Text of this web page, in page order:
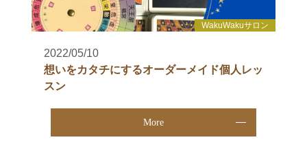
WakuWakuサロン
2022/05/10
想いをカタチにするオーダーメイド個人レッ
スン
More